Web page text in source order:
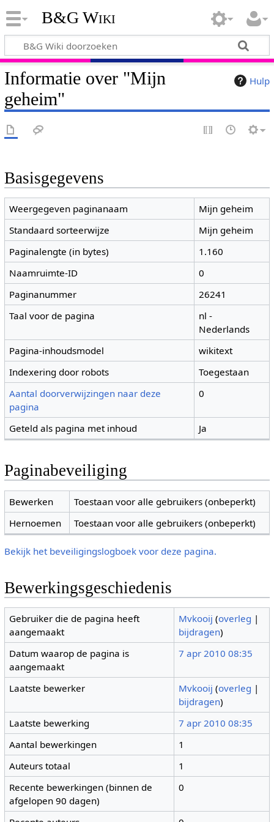
B&G Wiki
Hulp
Informatie over "Mijn
geheim"
Basisgegevens
Weergegeven paginanaam
Mijn geheim
Standaard sorteerwijze
Mijn geheim
Paginalengte (in bytes)
1.160
Naamruimte-ID
0
Paginanummer
26241
Taal voor de pagina
nl -
Nederlands
Pagina-inhoudsmodel
wikitext
Indexering door robots
Toegestaan
Aantal doorverwijzingen naar deze
pagina
0
Geteld als pagina met inhoud Ja
Paginabeveiliging
Bewerken
Toestaan voor alle gebruikers (onbeperkt)
Hernoemen
Toestaan voor alle gebruikers (onbeperkt)
Bekijk het beveiligingslogboek voor deze pagina.
Bewerkingsgeschiedenis
Gebruiker die de pagina heeft
aangemaakt
Mvkooij (overleg |
bijdragen)
Datum waarop de pagina is
aangemaakt
7 apr 2010 08:35
Laatste bewerker Mvkooij (overleg |
bijdragen)
Laatste bewerking
7 apr 2010 08:35
Aantal bewerkingen
1
Auteurs totaal
1
Recente bewerkingen (binnen de
afgelopen 90 dagen)
0